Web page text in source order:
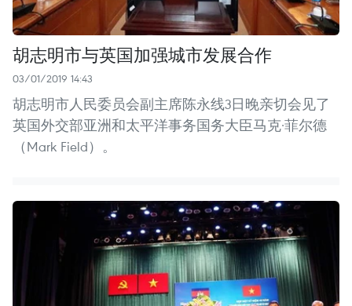
胡志明市与英国加强城市发展合作
03/01/2019 14:43
胡志明市人民委员会副主席陈永线3日晚亲切会见了
英国外交部亚洲和太平洋事务国务大臣马克·菲尔德
（Mark Field）。